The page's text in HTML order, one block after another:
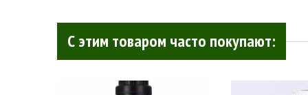
С этим товаром часто покупают: